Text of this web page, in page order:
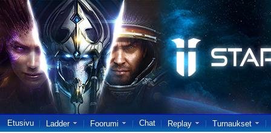
Etusivu Ladder Foorumi Chat Replay Turnaukset